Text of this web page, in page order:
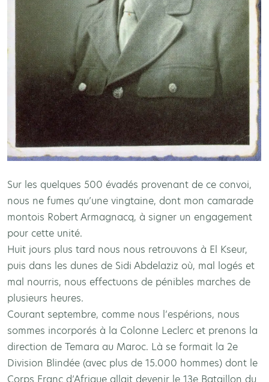
Sur les quelques 500 évadés provenant de ce convoi,
nous ne fumes qu’une vingtaine, dont mon camarade
montois Robert Armagnacq, à signer un engagement
pour cette unité.
Huit jours plus tard nous nous retrouvons à El Kseur,
puis dans les dunes de Sidi Abdelaziz où, mal logés et
mal nourris, nous effectuons de pénibles marches de
plusieurs heures.
Courant septembre, comme nous l’espérions, nous
sommes incorporés à la Colonne Leclerc et prenons la
direction de Temara au Maroc. Là se formait la 2e
Division Blindée (avec plus de 15.000 hommes) dont le